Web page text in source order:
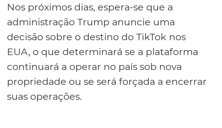
Nos próximos dias, espera-se que a
administração Trump anuncie uma
decisão sobre o destino do TikTok nos
EUA, o que determinará se a plataforma
continuará a operar no país sob nova
propriedade ou se será forçada a encerrar
suas operações.